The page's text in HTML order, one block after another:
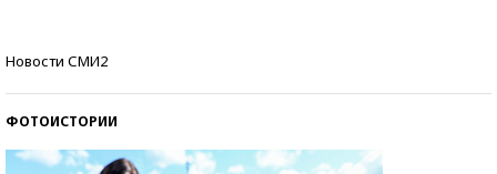
Новости СМИ2
ФОТОИСТОРИИ